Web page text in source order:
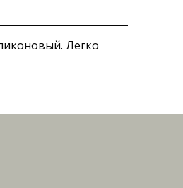
Легко